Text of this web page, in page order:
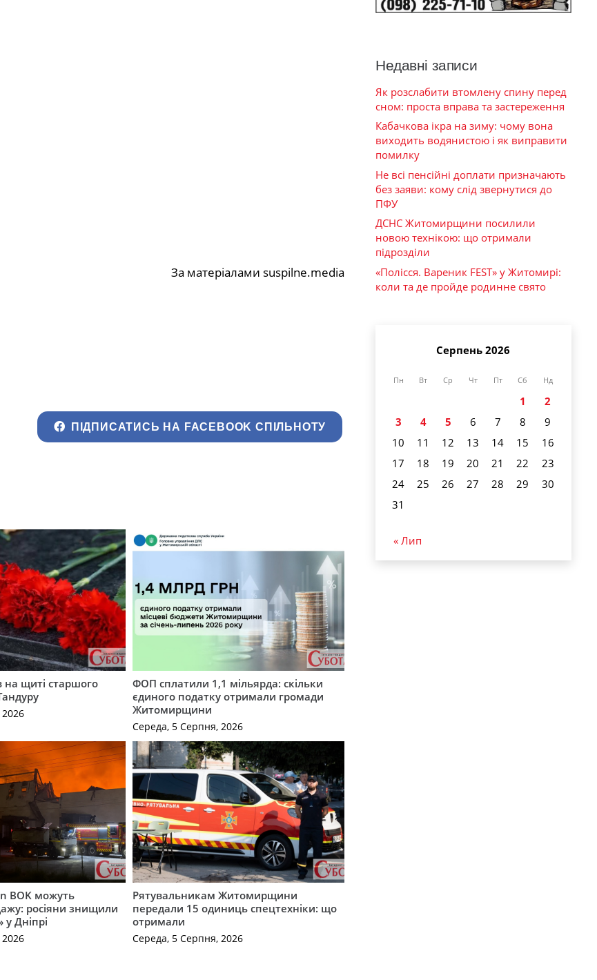
За матеріалами suspilne.media
ПІДПИСАТИСЬ НА FACEBOOK СПІЛЬНОТУ
на щиті старшого
ФОП сплатили 1,1 мільярда: скільки
єдиного податку отримали громади
Житомирщини
Середа, 5 Серпня, 2026
BOK можуть
росіяни знищили
у Дніпрі
Рятувальникам Житомирщини
передали 15 одиниць спецтехніки: що
отримали
Середа, 5 Серпня, 2026
Недавні записи
Як розслабити втомлену спину перед
сном: проста вправа та застереження
Кабачкова ікра на зиму: чому вона
виходить водянистою і як виправити
помилку
Не всі пенсійні доплати призначають
без заяви: кому слід звернутися до
ПФУ
ДСНС Житомирщини посилили
новою технікою: що отримали
підрозділи
«Полісся. Вареник FEST» у Житомирі:
коли та де пройде родинне свято
Серпень 2026
Пн Вт Ср Чт Пт Сб Нд
1
2
3
4 5 6 7 8
9
10
11 12 13 14 15
16
17
18 19 20 21 22
23
24
25 26 27 28 29
30
31
« Лип